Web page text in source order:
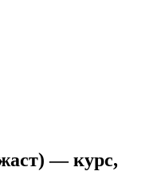
— курс,